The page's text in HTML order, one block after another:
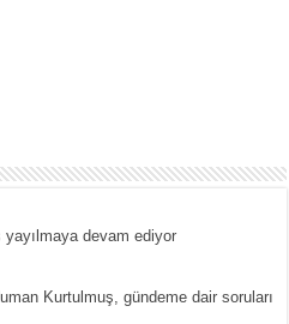
devam ediyor
Kurtulmuş, gündeme dair soruları